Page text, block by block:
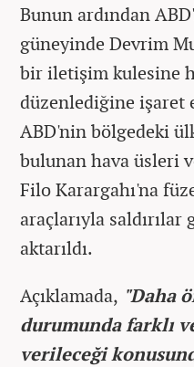
Bunun ardından
güneyinde Devrim
bir iletişim kulesine
düzenlediğine işaret
ABD'nin bölgedeki
bulunan hava üsleri
Filo Karargahı'na
araçlarıyla
aktarıldı.
Açıklamada, "Daha
durumunda farklı
verileceği